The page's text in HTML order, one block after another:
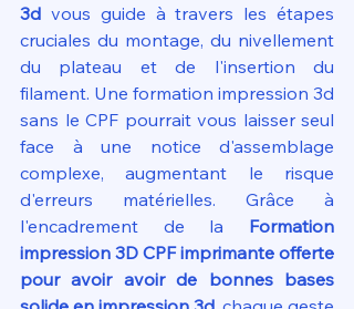
3d vous guide à travers les étapes
cruciales du montage, du nivellement
du plateau et de l'insertion du
filament. Une formation impression 3d
sans le CPF pourrait vous laisser seul
face à une notice d'assemblage
complexe, augmentant le risque
d'erreurs matérielles. Grâce à
l'encadrement de la Formation
impression 3D CPF imprimante offerte
pour avoir avoir de bonnes bases